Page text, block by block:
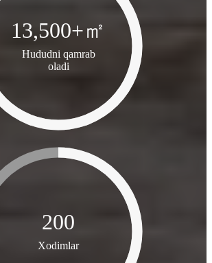
13,500+㎡
Hududni qamrab
oladi
200
Xodimlar